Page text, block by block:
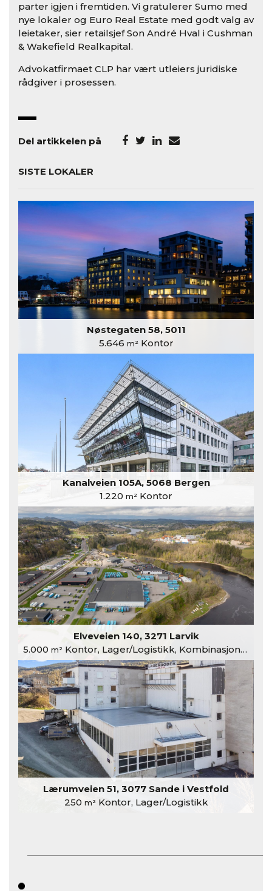
parter igjen i fremtiden. Vi gratulerer Sumo med
nye lokaler og Euro Real Estate med godt valg av
leietaker, sier retailsjef Son André Hval i Cushman
& Wakefield Realkapital.
Advokatfirmaet CLP har vært utleiers juridiske
rådgiver i prosessen.
Del artikkelen på
SISTE LOKALER
Nøstegaten 58, 5011
5.646 m²Kontor
Kanalveien 105A, 5068 Bergen
1.220 m² Kontor
Elveveien 140, 3271 Larvik
5.000 m²Kontor, Lager/Logistikk, Kombinasjonslokaler
Lærumveien 51, 3077 Sande i Vestfold
250 m²Kontor, Lager/Logistikk